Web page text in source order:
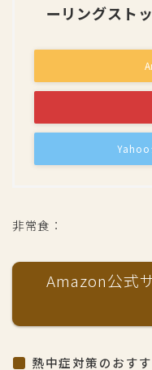
ーリングスト
Yahoo
非常食：
Amazon公式
熱中症対策のおす